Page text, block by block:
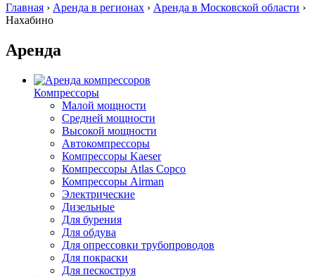
Главная › Аренда в регионах › Аренда в Московской области ›
Нахабино
Аренда
Компрессоры
Малой мощности
Средней мощности
Высокой мощности
Автокомпрессоры
Компрессоры Kaeser
Компрессоры Atlas Copco
Компрессоры Airman
Электрические
Дизельные
Для бурения
Для обдува
Для опрессовки трубопроводов
Для покраски
Для пескоструя